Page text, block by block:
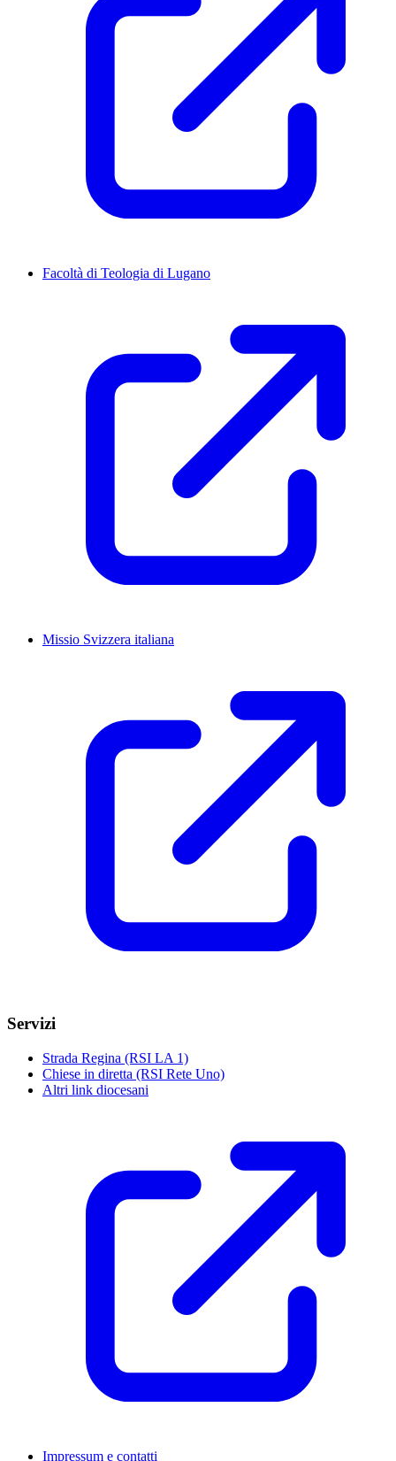
Facoltà di Teologia di Lugano
Missio Svizzera italiana
Servizi
Strada Regina (RSI LA 1)
Chiese in diretta (RSI Rete Uno)
Altri link diocesani
Impressum e contatti